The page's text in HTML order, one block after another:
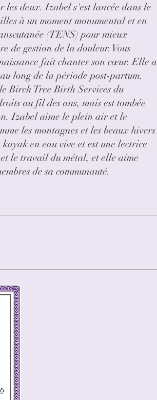
deux. Izabel s'est lancée dans le
à un moment monumental et en
(TENS) pour mieux
de gestion de la douleur. Vous
fait chanter son cœur. Elle a
long de la période post-partum.
Birch Tree Birth Services du
au fil des ans, mais est tombée
Izabel aime le plein air et le
les montagnes et les beaux hivers
en eau vive et est une lectrice
le travail du métal, et elle aime
de sa communauté.